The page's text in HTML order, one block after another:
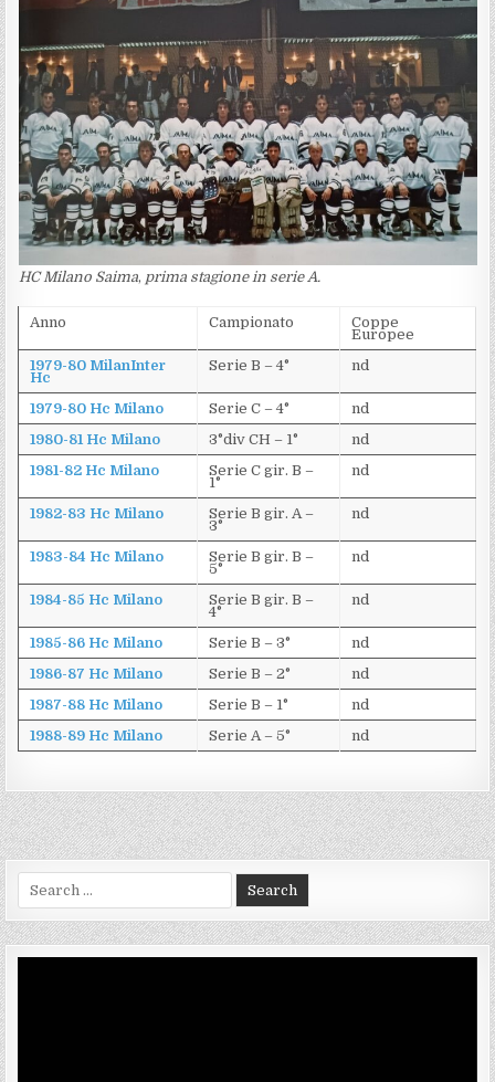
HC Milano Saima, prima stagione in serie A.
Anno Campionato Coppe
Europee
1979-80 MilanInter
Hc
Serie B – 4° nd
1979-80 Hc Milano Serie C – 4°
nd
1980-81 Hc Milano
3°div CH – 1°
nd
1981-82 Hc Milano
Serie C gir. B –
1°
nd
1982-83 Hc Milano Serie B gir. A –
3°
nd
1983-84 Hc Milano Serie B gir. B –
5°
nd
1984-85 Hc Milano Serie B gir. B –
4°
nd
1985-86 Hc Milano Serie B – 3°
nd
1986-87 Hc Milano
Serie B – 2°
nd
1987-88 Hc Milano
Serie B – 1°
nd
1988-89 Hc Milano
Serie A – 5° nd
for: